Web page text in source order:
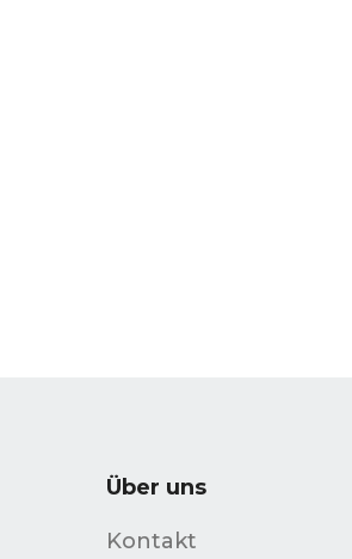
Über uns
Kontakt